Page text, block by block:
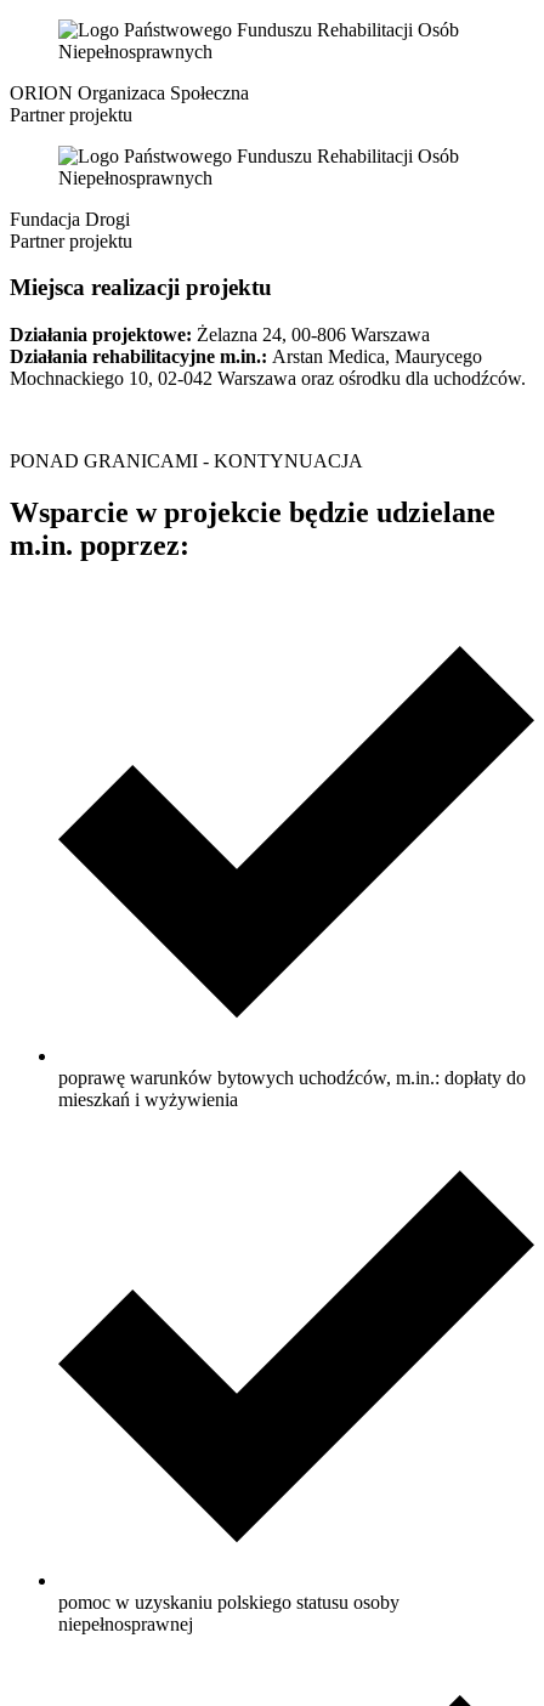
ORION Organizaca Społeczna
Partner projektu
Fundacja Drogi
Partner projektu
Miejsca realizacji projektu
Działania projektowe: Żelazna 24, 00-806 Warszawa
Działania rehabilitacyjne m.in.: Arstan Medica, Maurycego
Mochnackiego 10, 02-042 Warszawa oraz ośrodku dla uchodźców.
PONAD GRANICAMI - KONTYNUACJA
Wsparcie w projekcie będzie udzielane
m.in. poprzez:
poprawę warunków bytowych uchodźców, m.in.: dopłaty do
mieszkań i wyżywienia
pomoc w uzyskaniu polskiego statusu osoby
niepełnosprawnej